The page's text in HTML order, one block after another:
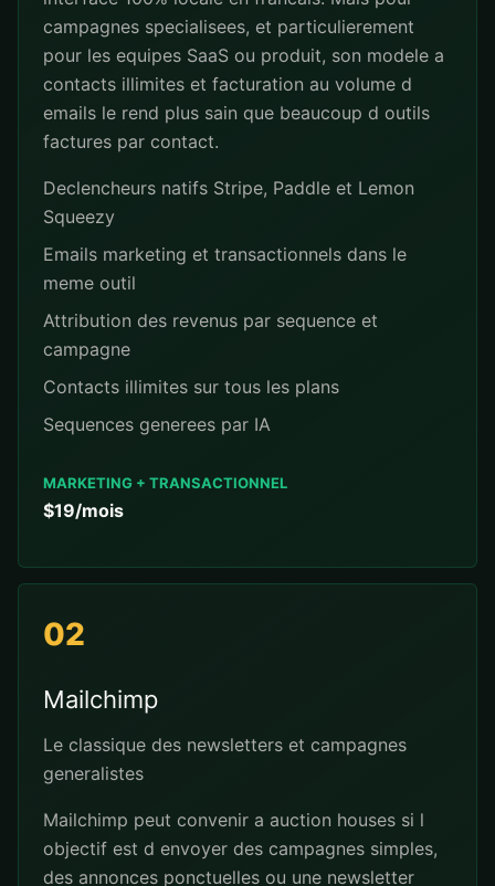
campagnes specialisees, et particulierement
pour les equipes SaaS ou produit, son modele a
contacts illimites et facturation au volume d
emails le rend plus sain que beaucoup d outils
factures par contact.
Declencheurs natifs Stripe, Paddle et Lemon
Squeezy
Emails marketing et transactionnels dans le
meme outil
Attribution des revenus par sequence et
campagne
Contacts illimites sur tous les plans
Sequences generees par IA
MARKETING + TRANSACTIONNEL
$19/mois
02
Mailchimp
Le classique des newsletters et campagnes
generalistes
Mailchimp peut convenir a auction houses si l
objectif est d envoyer des campagnes simples,
des annonces ponctuelles ou une newsletter